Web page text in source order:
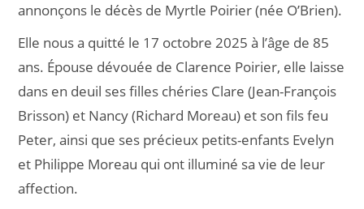
annonçons le décès de Myrtle Poirier (née O’Brien).
Elle nous a quitté le 17 octobre 2025 à l’âge de 85
ans. Épouse dévouée de Clarence Poirier, elle laisse
dans en deuil ses filles chéries Clare (Jean-François
Brisson) et Nancy (Richard Moreau) et son fils feu
Peter, ainsi que ses précieux petits-enfants Evelyn
et Philippe Moreau qui ont illuminé sa vie de leur
affection.